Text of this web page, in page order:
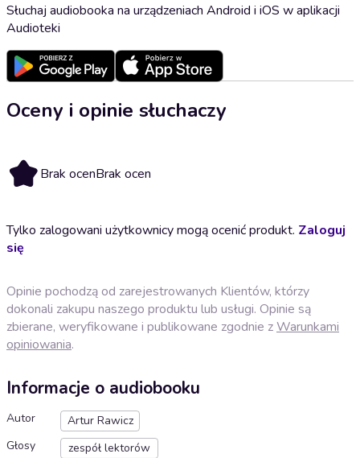
Słuchaj audiobooka na urządzeniach Android i iOS w aplikacji
Audioteki
Oceny i opinie słuchaczy
Brak ocenBrak ocen
Tylko zalogowani użytkownicy mogą ocenić produkt. Zaloguj
się
Opinie pochodzą od zarejestrowanych Klientów, którzy
dokonali zakupu naszego produktu lub usługi. Opinie są
zbierane, weryfikowane i publikowane zgodnie zWarunkami
opiniowania.
Informacje o audiobooku
Autor
Artur Rawicz
Głosy
zespół lektorów